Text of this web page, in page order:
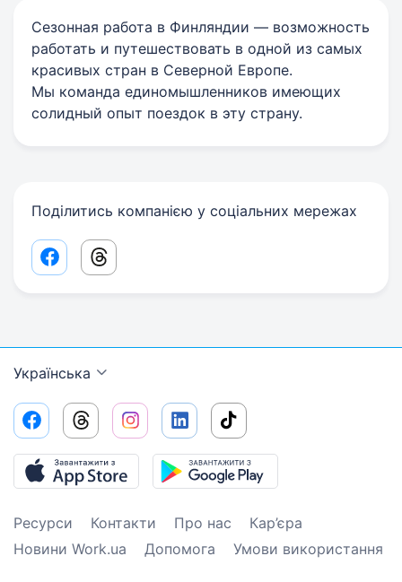
Сезонная работа в Финляндии — возможность
работать и путешествовать в одной из самых
красивых стран в Северной Европе.
Мы команда единомышленников имеющих
солидный опыт поездок в эту страну.
Поділитись компанією у соціальних мережах
Facebook share link
Threads share link
Українська
Ресурси Контакти Про нас
Кар’єра
Новини Work.ua
Допомога Умови використання